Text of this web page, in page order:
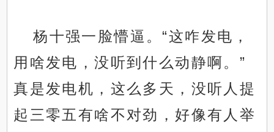
杨十强一脸懵逼。“这咋发电，
用啥发电，没听到什么动静啊。”
真是发电机，这么多天，没听人提
起三零五有啥不对劲，好像有人举